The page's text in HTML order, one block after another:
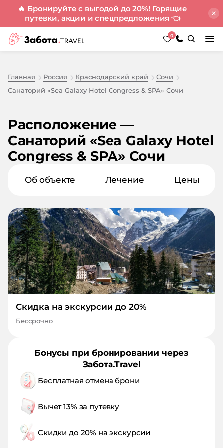
🔥 Бронируйте с выгодой до 20%! Горящие
путевки, акции и спецпредложения 👈
0
Главная Россия Краснодарский край
Сочи
Санаторий «Sea Galaxy Hotel Congress & SPA» Сочи
Расположение —
Санаторий «Sea Galaxy Hotel
Congress & SPA» Сочи
Об объекте Лечение Цены
Скидка на экскурсии до 20%
Бессрочно
Бонусы при бронировании через
Забота.Travel
Бесплатная отмена брони
Вычет 13% за путевку
Скидки до 20% на экскурсии